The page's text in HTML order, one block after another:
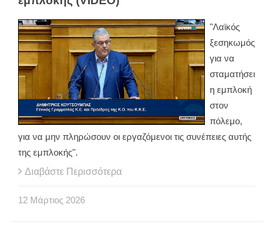
"Λαϊκός
ξεσηκωμός
για να
σταματήσει
η εμπλοκή
στον
πόλεμο,
για να μην πληρώσουν οι εργαζόμενοι τις συνέπειες αυτής
της εμπλοκής".
Διαβάστε Περισσότερα
12 Μάρτιος 2026